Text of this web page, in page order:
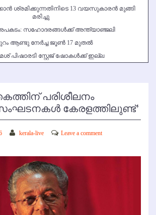
ശ്രമിക്കുന്നതിനിടെ 13 വയസുകാരന്‍ മുങ്ങി
മരിച്ചു
സഹോദരങ്ങള്‍ക്ക് അന്ത്യാഞ്ജലി
ആണ്ടു നേര്‍ച്ച ജൂണ്‍ 17 മുതല്‍
പിഷാരടി സ്റ്റേജ് ഷോകള്‍ക്ക് ഇല്ല
പരിശീലനം
കേരളത്തിലുണ്ട്’
kerala-live
Leave a comment